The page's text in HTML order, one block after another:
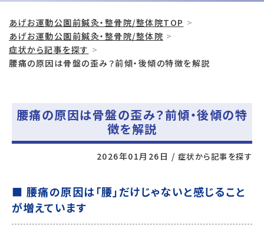
あげお運動公園前鍼灸・整骨院/整体院TOP
あげお運動公園前鍼灸・整骨院/整体院
症状から記事を探す
腰痛の原因は骨盤の歪み？前傾・後傾の特徴を解説
腰痛の原因は骨盤の歪み？前傾・後傾の特
徴を解説
2026年01月26日 / 症状から記事を探す
■ 腰痛の原因は「腰」だけじゃないと感じること
が増えています